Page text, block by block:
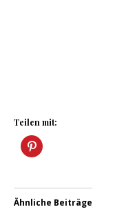
Teilen mit:
Ähnliche Beiträge